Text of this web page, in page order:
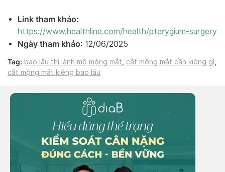
Link tham khảo:
https://www.healthline.com/health/pterygium-surgery
Ngày tham khảo: 12/06/2025
Tag: bao lâu thì lành mổ mộng mắt cắt mộng mắt cần kiêng gì
cắt mộng mắt kiêng bao lâu